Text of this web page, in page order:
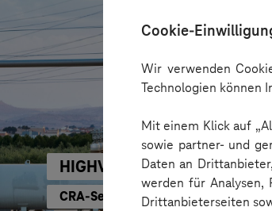
Cookie-
Wir verwenden
Technologien können
Mit einem Klick auf
sowie partner- und
Daten an
werden für Analysen,
Drittanbieterseiten
HIGHVOLT Prüftechnik
CRA-Security für digitale Produkte